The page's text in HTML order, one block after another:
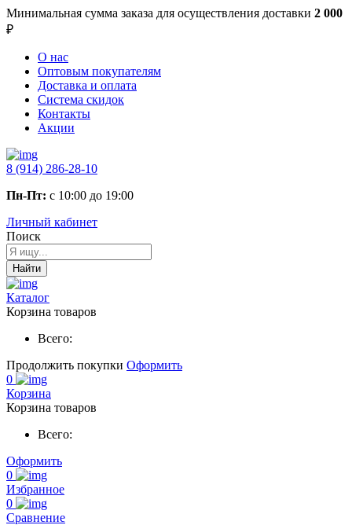
Минимальная сумма заказа для осуществления доставки 2 000
₽
О нас
Оптовым покупателям
Доставка и оплата
Система скидок
Контакты
Акции
8 (914) 286-28-10
Пн-Пт: с 10:00 до 19:00
Личный кабинет
Поиск
Найти
Каталог
Корзина товаров
Всего:
Продолжить покупки Оформить
0
Корзина
Корзина товаров
Всего:
Оформить
0
Избранное
0
Сравнение